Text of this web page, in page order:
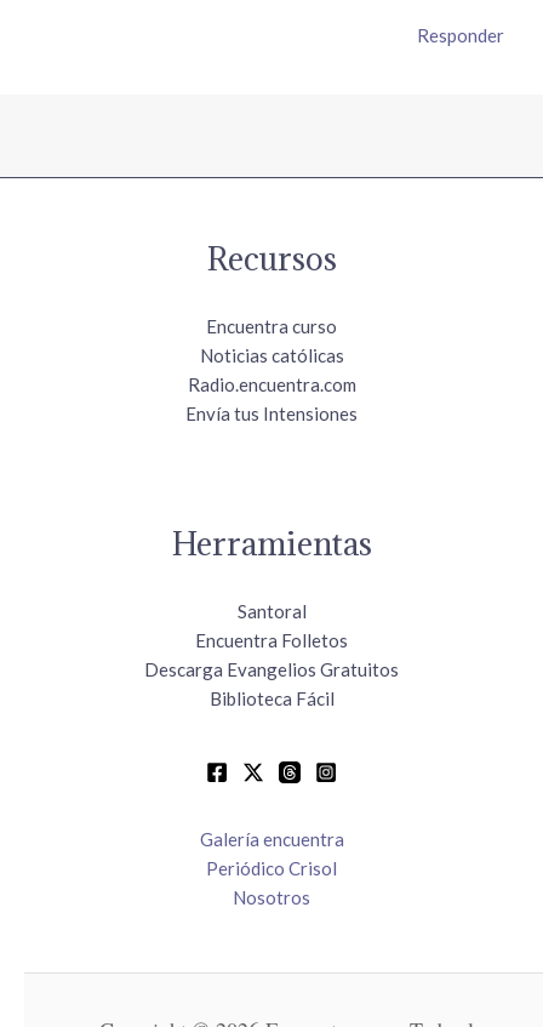
Responder
Recursos
Encuentra curso
Noticias católicas
Radio.encuentra.com
Envía tus Intensiones
Herramientas
Santoral
Encuentra Folletos
Descarga Evangelios Gratuitos
Biblioteca Fácil
Galería encuentra
Periódico Crisol
Nosotros